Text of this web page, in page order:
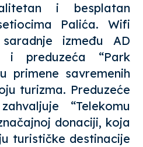
i besplatan
Palića. Wifi
između AD
i preduzeća “Park
primene savremenih
turizma. Preduzeće
“Telekomu
donaciji, koja
turističke destinacije